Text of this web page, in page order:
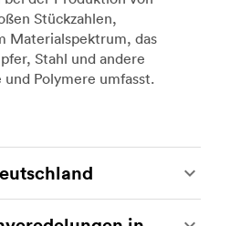
Stückzahlen,
Materialspektrum, das
Stahl und andere
Polymere umfasst.